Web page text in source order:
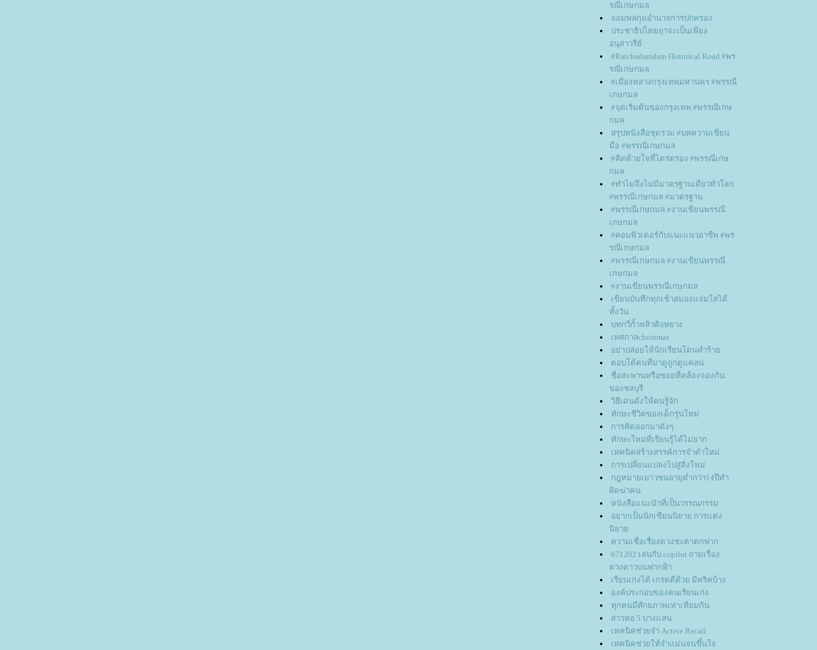
รณีเกษกมล
จอมพลกุมอำนาจการปกครอง
ประชาธิปไตยฤาจะเป็นเพียง
อนุสาวรีย์
#Ratchadamdam Historical Road #พร
รณีเกษกมล
#เมืองหลวงกรุงเทพมหานคร #พรรณี
เกษกมล
#จุดเริ่มต้นของกรุงเทพ #พรรณีเกษ
กมล
สรุปหนังสือชุดรวม #บทความเขียน
มือ #พรรณีเกษกมล
#คิดด้วยใจที่ไตร่ตรอง #พรรณีเกษ
กมล
#ทำไมจึงไม่มีมาตรฐานเดียวทั่วโลก
#พรรณีเกษกมล #มาตรฐาน
#พรรณีเกษกมล #งานเขียนพรรณี
เกษกมล
#คอมพิวเตอร์กับแนะแนวอาชีพ #พร
รณีเกษกมล
#พรรณีเกษกมล #งานเขียนพรรณี
เกษกมล
#งานเขียนพรรณีเกษกมล
เขียนบันทึกทุกเช้าสมองแจ่มใสได้
ทั้งวัน
บทกวีกั้วหลิวติงหยาง
เทศกาลchristmas
อย่าปล่อยให้นักเรียนโดนทำร้า
ตอบโต้คนที่มาดูถูกดูแคลน
ชื่อสะพานหรือซอยที่คล้องจองกัน
ของชลบุรี
วิธีเด่นดังให้คนรู้จัก
ทักษะชีวิตของเด็กรุ่นใหม่
การคิดออกมาดังๆ
ทักษะใหม่ที่เรียนรู้ได้ไม่ยาก
เทคนิคสร้างสรรค์การจำคำใหม่
การเปลี่ยนแปลงไปสู่สิ่งใหม่
กฎหมายเยาวชนอายุต่ำกว่า14ปีทำ
ผิดฆ่าคน
หนังสือแนะนำที่เป็นวรรณกรรม
อยากเป็นนักเขียนนิยาย การแต่ง
นิยา
ความเชื่อเรื่องดวงชะตาตกฟาก
671202 เล่นกับ copilot ถามเรื่อง
ดวงดาวบนฟากฟ้า
เรียนเก่งได้ เกรดดีด้วย มีทริคบ้าง
องค์ประกอบของคนเรียนเก่ง
ทุกคนมีศักยภาพเท่าเทียมกัน
สาวหอ 5 บางแสน
เทคนิคช่วยจำ Active Recall
เทคนิคช่วยให้จำแม่นจนขึ้นใจ